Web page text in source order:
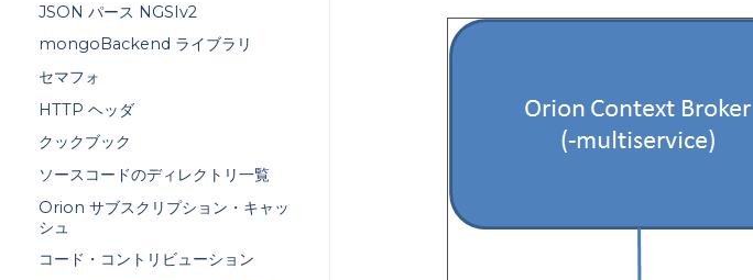
JSON パース NGSIv2
mongoBackend ライブラリ
セマフォ
HTTP ヘッダ
クックブック
ソースコードのディレクトリ一覧
Orion サブスクリプション・キャッ
シュ
コード・コントリビューション